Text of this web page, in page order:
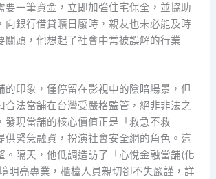
要一筆資金，立即加強住宅保全，並協助
向銀行借貸曠日廢時，親友也未必能及時
關頭，他想起了社會中常被誤解的行業
的印象，僅停留在影視中的陰暗場景，但
合法當舖在台灣受嚴格監管，絕非非法之
發現當舖的核心價值正是「救急不救
供緊急融資，扮演社會安全網的角色。這
。隔天，他低調造訪了「心悅金融當舖(化
明亮專業，櫃檯人員親切卻不失嚴謹，詳